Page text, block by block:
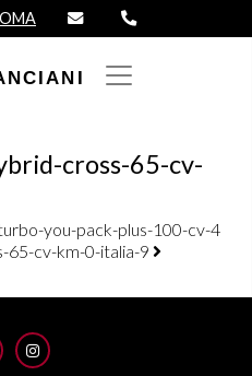
cross-65-cv-
you-pack-plus-100-cv-4
65-cv-km-0-italia-9
INSTAGRAM